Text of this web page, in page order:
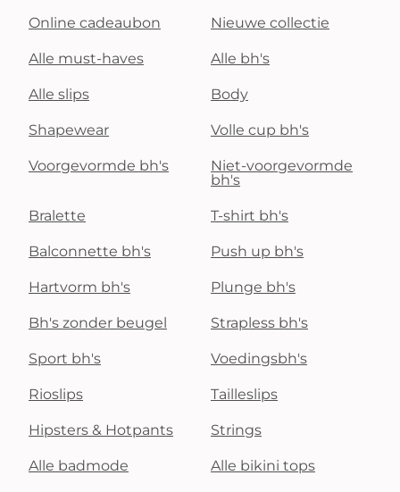
Online cadeaubon Nieuwe collectie
Alle must-haves Alle bh's
Alle slips Body
Shapewear Volle cup bh's
Voorgevormde bh's
Niet-voorgevormde
bh's
Bralette T-shirt bh's
Balconnette bh's Push up bh's
Hartvorm bh's Plunge bh's
Bh's zonder beugel Strapless bh's
Sport bh's Voedingsbh's
Rioslips Tailleslips
Hipsters & Hotpants Strings
Alle badmode Alle bikini tops